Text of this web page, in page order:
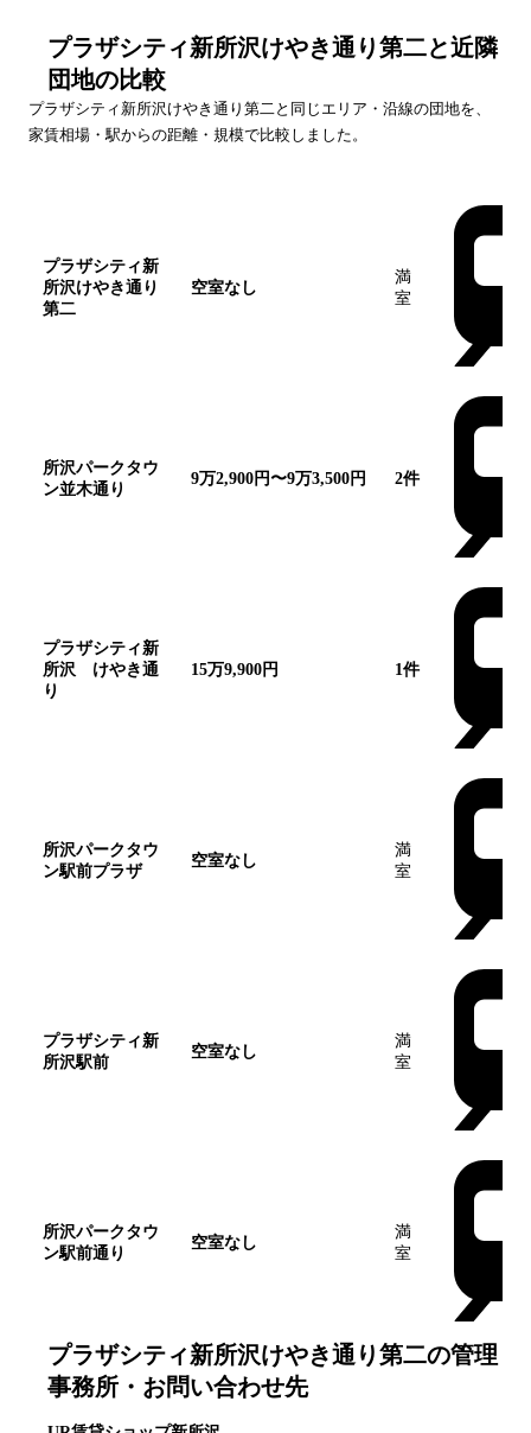
プラザシティ新所沢けやき通り第二と近隣
団地の比較
プラザシティ新所沢けやき通り第二と同じエリア・沿線の団地を、
家賃相場・駅からの距離・規模で比較しました。
プラザシティ新
所沢けやき通り
第二
空室なし
満
室
所沢パークタウ
ン並木通り
9万2,900円〜9万3,500円 2件
プラザシティ新
所沢 けやき通
り
15万9,900円 1件
所沢パークタウ
ン駅前プラザ
空室なし
満
室
プラザシティ新
所沢駅前
空室なし
満
室
所沢パークタウ
ン駅前通り
空室なし
満
室
プラザシティ新所沢けやき通り第二の管理
事務所・お問い合わせ先